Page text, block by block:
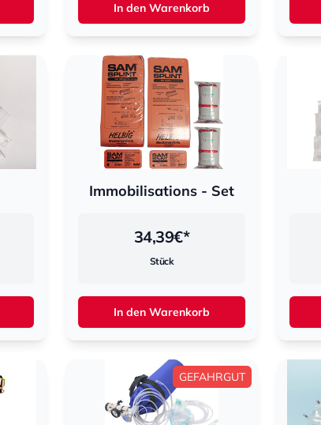
In den Warenkorb
Immobilisations - Set
34,39€*
Stück
In den Warenkorb
GEFAHRGUT